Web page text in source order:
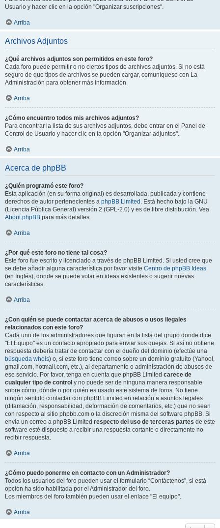
Usuario y hacer clic en la opción "Organizar suscripciones".
Arriba
Archivos Adjuntos
¿Qué archivos adjuntos son permitidos en este foro?
Cada foro puede permitir o no ciertos tipos de archivos adjuntos. Si no está
seguro de que tipos de archivos se pueden cargar, comuníquese con La
Administración para obtener más información.
Arriba
¿Cómo encuentro todos mis archivos adjuntos?
Para encontrar la lista de sus archivos adjuntos, debe entrar en el Panel de
Control de Usuario y hacer clic en la opción "Organizar adjuntos".
Arriba
Acerca de phpBB
¿Quién programó este foro?
Esta aplicación (en su forma original) es desarrollada, publicada y contiene
derechos de autor pertenecientes a phpBB Limited . Está hecho bajo la GNU
(Licencia Pública General) versión 2 (GPL-2.0) y es de libre distribución. Vea
About phpBB para más detalles.
Arriba
¿Por qué este foro no tiene tal cosa?
Este foro fue escrito y licenciado a través de phpBB Limited. Si usted cree que
se debe añadir alguna característica por favor visite Centro de phpBB Ideas
(en Inglés), donde se puede votar en ideas existentes o sugerir nuevas
características.
Arriba
¿Con quién se puede contactar acerca de abusos o usos ilegales
relacionados con este foro?
Cada uno de los administradores que figuran en la lista del grupo donde dice
"El Equipo" es un contacto apropiado para enviar sus quejas. Si así no obtiene
respuesta debería tratar de contactar con el dueño del dominio (efectúe una
búsqueda whois) o, si este foro tiene correo sobre un dominio gratuito (Yahoo!,
gmail.com, hotmail.com, etc.), al departamento o administración de abusos de
ese servicio. Por favor, tenga en cuenta que phpBB Limited carece de
cualquier tipo de control y no puede ser de ninguna manera responsable
sobre cómo, dónde o por quién es usado este sistema de foros. No tiene
ningún sentido contactar con phpBB Limited en relación a asuntos legales
(difamación, responsabilidad, deformación de comentarios, etc.) que no sean
con respecto al sitio phpbb.com o la discreción misma del software phpBB. Si
envia un correo a phpBB Limited respecto del uso de terceras partes de este
software esté dispuesto a recibir una respuesta cortante o directamente no
recibir respuesta.
Arriba
¿Cómo puedo ponerme en contacto con un Administrador?
Todos los usuarios del foro pueden usar el formulario “Contáctenos”, si está
opción ha sido habilitada por el Administrador del foro.
Los miembros del foro también pueden usar el enlace "El equipo".
Arriba